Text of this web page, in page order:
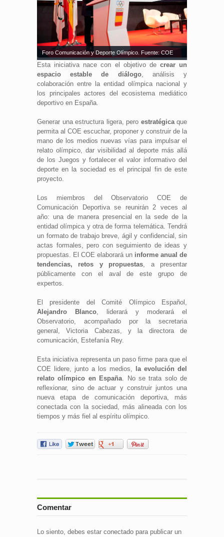
Foro Comunicación y Deporte Olímpico. Fuente: COE
Esta iniciativa nace con el objetivo de crear un
espacio estable de diálogo, análisis y
colaboración entre la entidad olímpica nacional y
los principales actores del ecosistema mediático
deportivo en España.
Generar una estructura ligera, pero estratégicaque
permita al COE escuchar, proponer y construir de la
mano de los medios nuevas vías para impulsar el
relato olímpico, dar visibilidad al deporte más allá
de los Juegos y fortalecer el valor informativo del
deporte en la sociedad es el principal fin de este
proyecto.
Los miembros del Observatorio COE de
Comunicación Deportiva se reunirán 2 veces al
año: una de manera presencial en la sede de la
entidad olímpica y otra de forma telemática. Tendrá
un formato de trabajo breve, ágil y confidencial, sin
actas formales, pero con seguimiento de ideas y
propuestas. El COE elaborará un informe anual de
tendencias, retos y propuestas, a presentar
públicamente con el aval de este grupo de
expertos.
El presidente del Comité Olímpico Español,
Alejandro Blanco, liderará y moderará el
Observatorio, acompañado por la secretaria
general, Victoria Cabezas, y la directora de
comunicación, Estefanía Rey.
Esta iniciativa representa un paso firme para que el
COE lidere, junto a los medios,
la evolución del
relato olímpico en España. No se trata solo de
reflexionar, sino de actuar y construir juntos una
nueva etapa de comunicación deportiva, más
conectada con la sociedad, más alineada con los
tiempos y más fiel al espíritu olímpico.
Comentar
Lo siento, debes estar conectado para publicar un